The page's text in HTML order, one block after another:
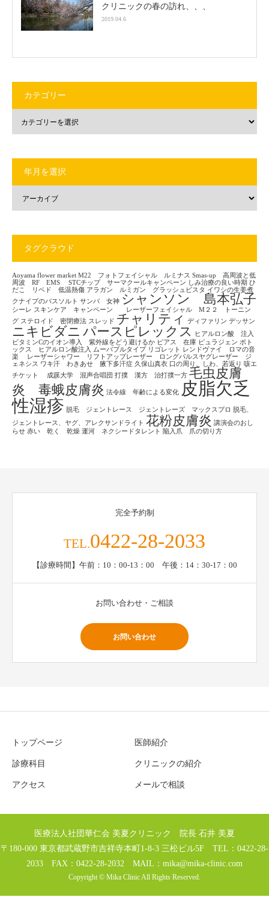
クリニックの春の訪れ、、、
2019.04.6
カテゴリー
年月を選択
タグクラウド
Aoyama flower market M22 フォトフェイシャル ルミナス Smas-up 高周波と低
周波 RF EMS
STCチップ サーマクールキャンペーン しみ治療の良い時期 ひ
だこ リベド 低温熱傷 アラガン ルミガン グラッシュビスタ イワシの生姜煮
クナイプのバスソルト サンバ 女神 シャンソン 島本弘子
シーレ スキンケア キャンペーン レーザーフェイシャル M２２ トーニン
グ ステロイド 密閉療法 スレッド チャリティ ディファリン デッサン
ニキビダニ パースピレックス
ヒアルロン酸 注入
ビタミンCのイオン導入 紫外線をどう避けるか ピアス 在庫 ピュラジェン ボト
ックス ヒアルロン酸注入
ムーバブルタイプ リゴレット レンドヴァイ ロマの音
楽
レーザーシャワー リフトアップレーザー ロングパルスヤグレーザー ジ
ェネシス ワキ汗 わきあせ 腋下多汗症 久保山真衣 口の周り、しわ、若返り 咳エ
チケット
成蹊大学 混声合唱団 打撲 漢方 治打撲一方 毛虫皮膚
炎 毒蛾皮膚炎 法令線 年齢による変化
皮脂欠乏
性湿疹 脱毛 ジェントレース ジェントレーズ マックスプロ
脱毛、
ジェントレース、ヤグ、アレクサンドライト 花粉皮膚炎 講演会のおし
らせ 赤い 乾く 乾燥 運河 ネクシードタレント 陥入爪 爪の切り方
完全予約制
TEL.0422-28-2033
【診療時間】午前：10：00-13：00 午後：14：30-17：00
お問い合わせ・ご相談
お問い合わせ
トップページ 医師紹介
診療科目 クリニックの紹介
アクセス メールで相談
医療法人社団華仁会 美夏クリニック 院長 石井 美夏
〒180-000 東京都武蔵野市吉祥寺本町1-8-3 三松ビル5F TEL：0422-28-
2033 FAX：0422-28-2032 MAIL： mika@mika-clinic.com
Copyright © Mika Clinic All Rights Reserved.